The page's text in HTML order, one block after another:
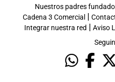
Nuestros padres
Cadena 3 Comercial |
Integrar nuestra red | Aviso